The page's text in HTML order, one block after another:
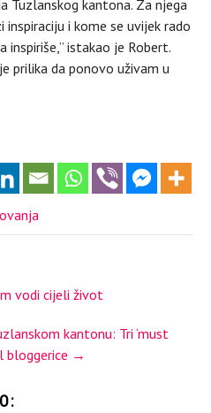
Tuzlanskog kantona. Za njega
i kome se uvijek rado
inspiriše,” istakao je Robert.
prilika da ponovo uživam u
vodi cijeli život
kantonu: Tri ‘must
bloggerice →